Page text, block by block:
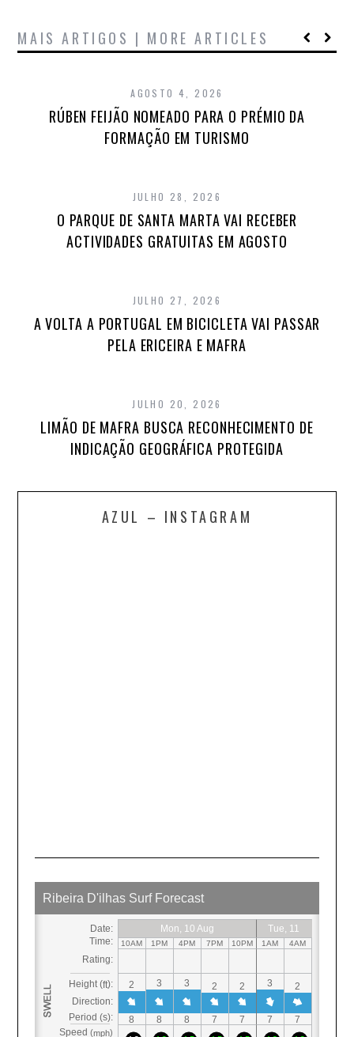
MAIS ARTIGOS | MORE ARTICLES
AGOSTO 4, 2026
RÚBEN FEIJÃO NOMEADO PARA O PRÉMIO DA
FORMAÇÃO EM TURISMO
JULHO 28, 2026
O PARQUE DE SANTA MARTA VAI RECEBER
ACTIVIDADES GRATUITAS EM AGOSTO
JULHO 27, 2026
A VOLTA A PORTUGAL EM BICICLETA VAI PASSAR
PELA ERICEIRA E MAFRA
JULHO 20, 2026
LIMÃO DE MAFRA BUSCA RECONHECIMENTO DE
INDICAÇÃO GEOGRÁFICA PROTEGIDA
AZUL – INSTAGRAM